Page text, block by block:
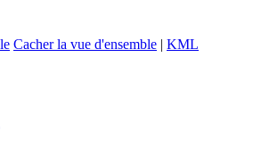
Cacher la vue d'ensemble | KML